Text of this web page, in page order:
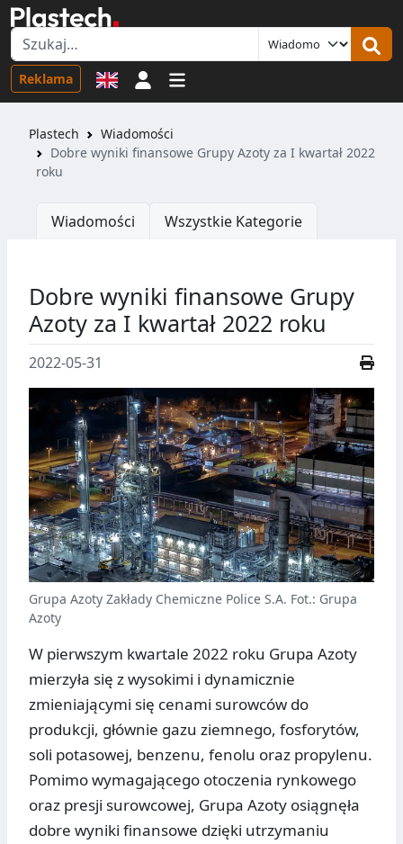
Reklama Logowanie
Plastech
Wiadomości
Dobre wyniki finansowe Grupy Azoty za I kwartał 2022
roku
Wiadomości Wszystkie Kategorie
Dobre wyniki finansowe Grupy
Azoty za I kwartał 2022 roku
2022-05-31
Grupa Azoty Zakłady Chemiczne Police S.A. Fot.: Grupa
Azoty
W pierwszym kwartale 2022 roku Grupa Azoty
mierzyła się z wysokimi i dynamicznie
zmieniającymi się cenami surowców do
produkcji, głównie gazu ziemnego, fosforytów,
soli potasowej, benzenu, fenolu oraz propylenu.
Pomimo wymagającego otoczenia rynkowego
oraz presji surowcowej, Grupa Azoty osiągnęła
dobre wyniki finansowe dzięki utrzymaniu